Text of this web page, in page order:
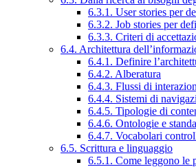
6.3.1. User stories per
6.3.2. Job stories per
6.3.3. Criteri di
6.4. Architettura
6.4.1. Definire
6.4.2. Alberatura
6.4.3. Flussi di
6.4.4. Sistemi di
6.4.5. Tipologie di
6.4.6. Ontologie e
6.4.7. Vocabolari
6.5. Scrittura e linguaggio
6.5.1. Come leggono le